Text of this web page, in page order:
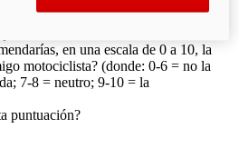
en una escala de 0 a 10, la
motociclista? (donde: 0-6 = no la
7-8 = neutro; 9-10 = la
puntuación?